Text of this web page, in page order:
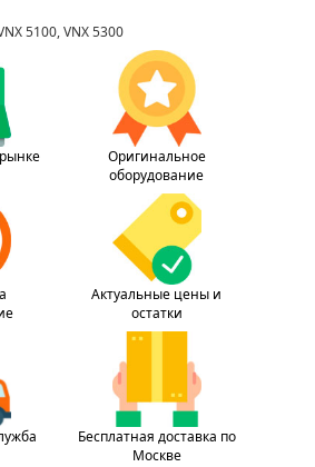
5100, VNX 5300
Оригинальное
оборудование
Актуальные цены и
остатки
Бесплатная доставка по
Москве